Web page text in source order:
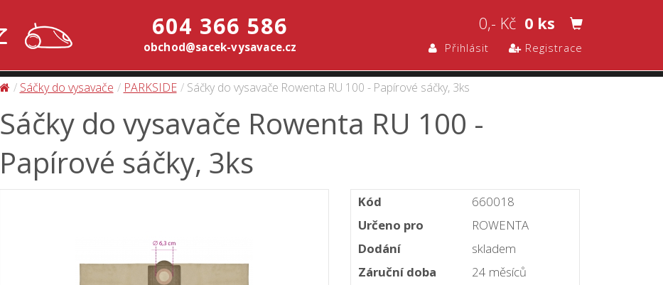
604 366 586
obchod@sacek-vysavace.cz
0,- Kč 0 ks
Přihlásit Registrace
Sáčky do vysavače PARKSIDE Sáčky do vysavače Rowenta RU 100 - Papírové sáčky, 3ks
Sáčky do vysavače Rowenta RU 100 -
Papírové sáčky, 3ks
Kód
660018
Určeno pro
ROWENTA
Dodání
skladem
Záruční doba
24 měsíců